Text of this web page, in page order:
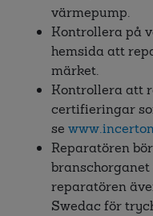
värmepump.
Kontrollera på
hemsida att
märket.
Kontrollera att
certifieringar
se
Reparatören
branschorganet
reparatören
Swedac för